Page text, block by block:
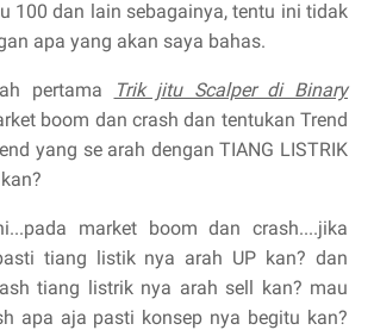
100 dan lain sebagainya, tentu ini tidak
apa yang akan saya bahas.
pertama
Trik jitu Scalper di Binary
boom dan crash dan tentukan Trend
yang se arah dengan TIANG LISTRIK
market boom dan crash....jika
tiang listik nya arah UP kan? dan
tiang listrik nya arah sell kan? mau
apa aja pasti konsep nya begitu kan?